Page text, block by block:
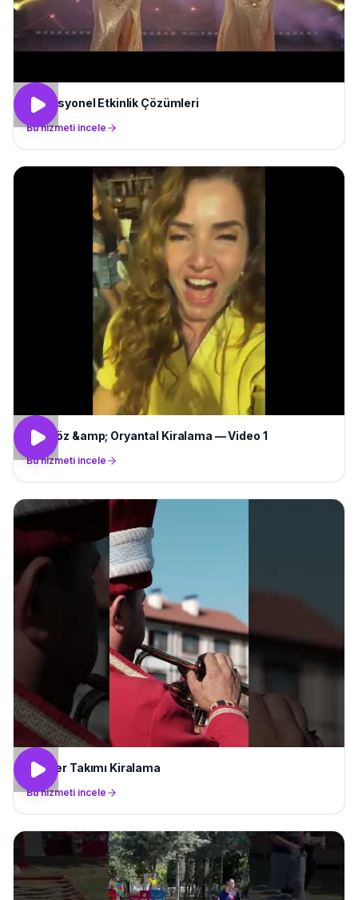
Profesyonel Etkinlik Çözümleri
Bu hizmeti incele
Dansöz &amp; Oryantal Kiralama — Video 1
Bu hizmeti incele
Mehter Takımı Kiralama
Bu hizmeti incele